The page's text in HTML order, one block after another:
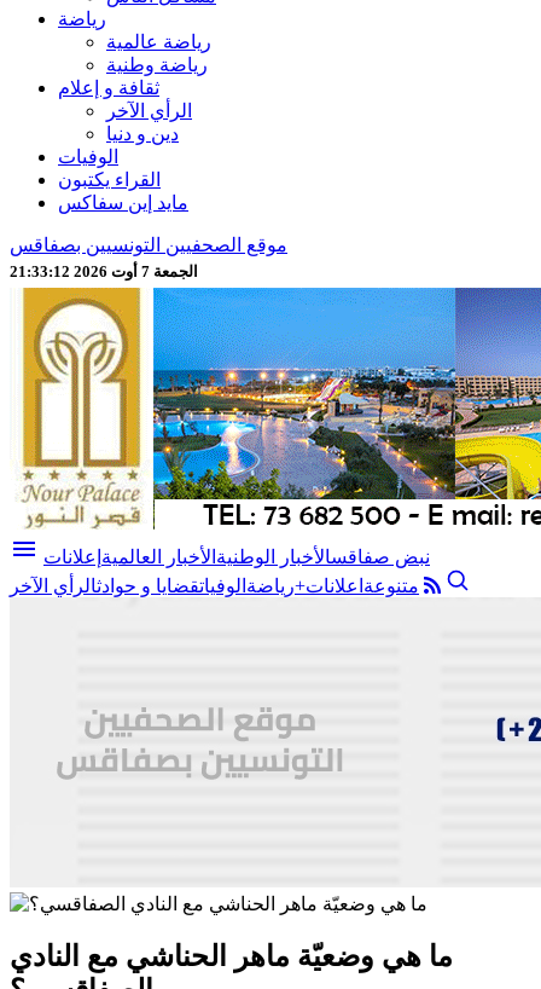
رياضة
رياضة عالمية
رياضة وطنية
ثقافة و إعلام
الرأي الآخر
دين و دنيا
الوفيات
القراء يكتبون
مايد إين سفاكس
موقع الصحفيين التونسيين بصفاقس
الجمعة 7 أوت 2026 21:33:13
menu نبض صفاقسالأخبار الوطنية الأخبار العالمية إعلانات
متنوعة اعلانات+رياضة الوفياتقضايا و حوادثالرأي الآخر
ما هي وضعيّة ماهر الحناشي مع النادي